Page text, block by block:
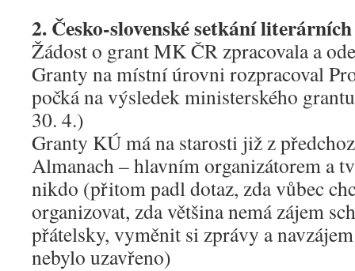
2. Česko-slovenské setkání
Žádost o grant MK ČR zpracovala a
Granty na místní úrovni rozpracoval
počká na výsledek ministerského
30. 4.)
Granty KÚ má na starosti již z
Almanach – hlavním organizátorem a
nikdo (přitom padl dotaz, zda vůbec
organizovat, zda většina nemá zájem
přátelsky, vyměnit si zprávy a
nebylo uzavřeno)